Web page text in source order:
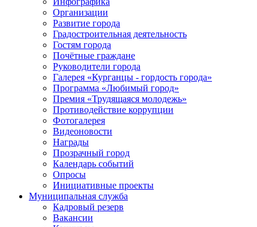
Организации
Развитие города
Градостроительная деятельность
Гостям города
Почётные граждане
Руководители города
Галерея «Курганцы - гордость города»
Программа «Любимый город»
Премия «Трудящаяся молодежь»
Противодействие коррупции
Фотогалерея
Видеоновости
Награды
Прозрачный город
Календарь событий
Опросы
Инициативные проекты
Муниципальная служба
Кадровый резерв
Вакансии